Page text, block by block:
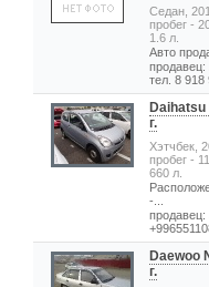
Седан,
пробег -
1.6 л.
Авто
продавец:
тел. 8 918
г.
Хэтчбек,
пробег -
660 л.
-...
продавец:
Daewoo
г.